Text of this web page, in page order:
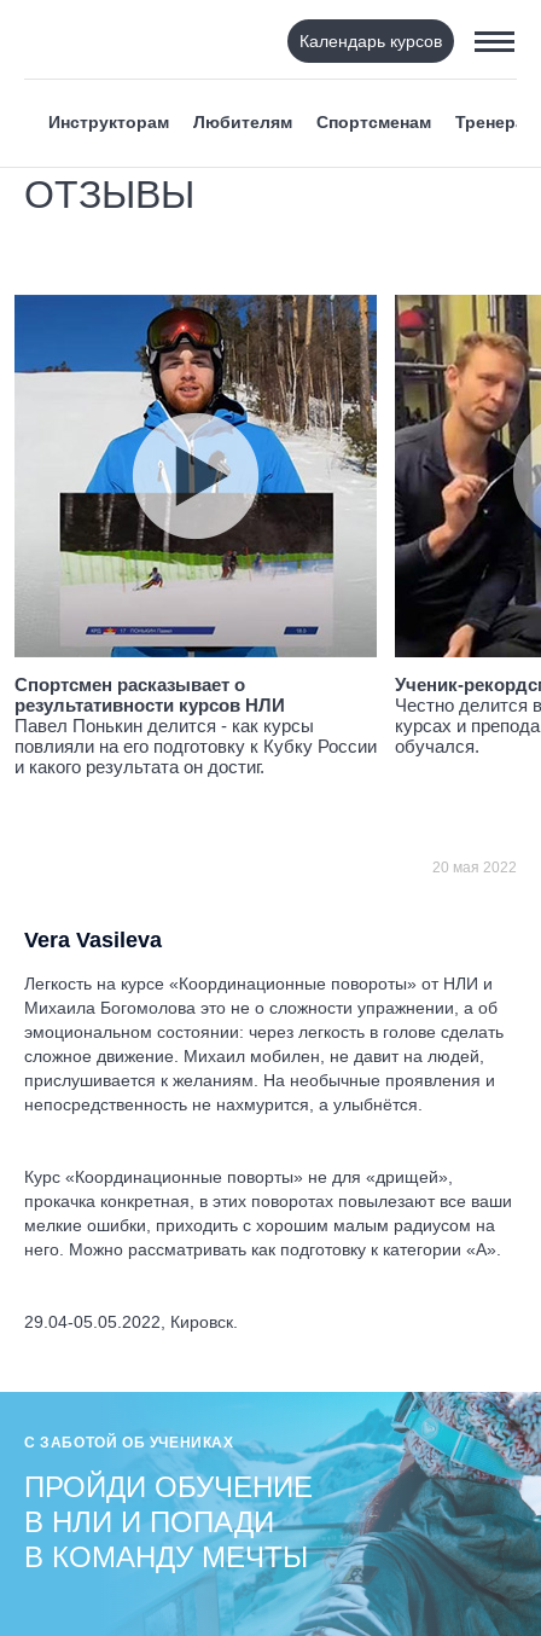
Календарь курсов
Инструкторам Любителям Спортсменам Тренерам
ОТЗЫВЫ
Спортсмен расказывает о
результативности курсов НЛИ
Павел Понькин делится - как курсы
повлияли на его подготовку к Кубку России
и какого результата он достиг.
Ученик-
Честно делится
курсах и
обучался.
20 мая 2022
Vera Vasileva
Легкость на курсе «Координационные повороты» от НЛИ и
Михаила Богомолова это не о сложности упражнении, а об
эмоциональном состоянии: через легкость в голове сделать
сложное движение. Михаил мобилен, не давит на людей,
прислушивается к желаниям. На необычные проявления и
непосредственность не нахмурится, а улыбнётся.
Курс «Координационные поворты» не для «дрищей»,
прокачка конкретная, в этих поворотах повылезают все ваши
мелкие ошибки, приходить с хорошим малым радиусом на
него. Можно рассматривать как подготовку к категории «А».
29.04-05.05.2022, Кировск.
С ЗАБОТОЙ ОБ УЧЕНИКАХ
ПРОЙДИ ОБУЧЕНИЕ
В НЛИ И ПОПАДИ
В КОМАНДУ МЕЧТЫ